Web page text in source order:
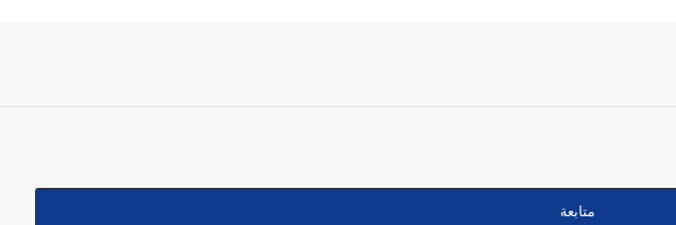
متابعة